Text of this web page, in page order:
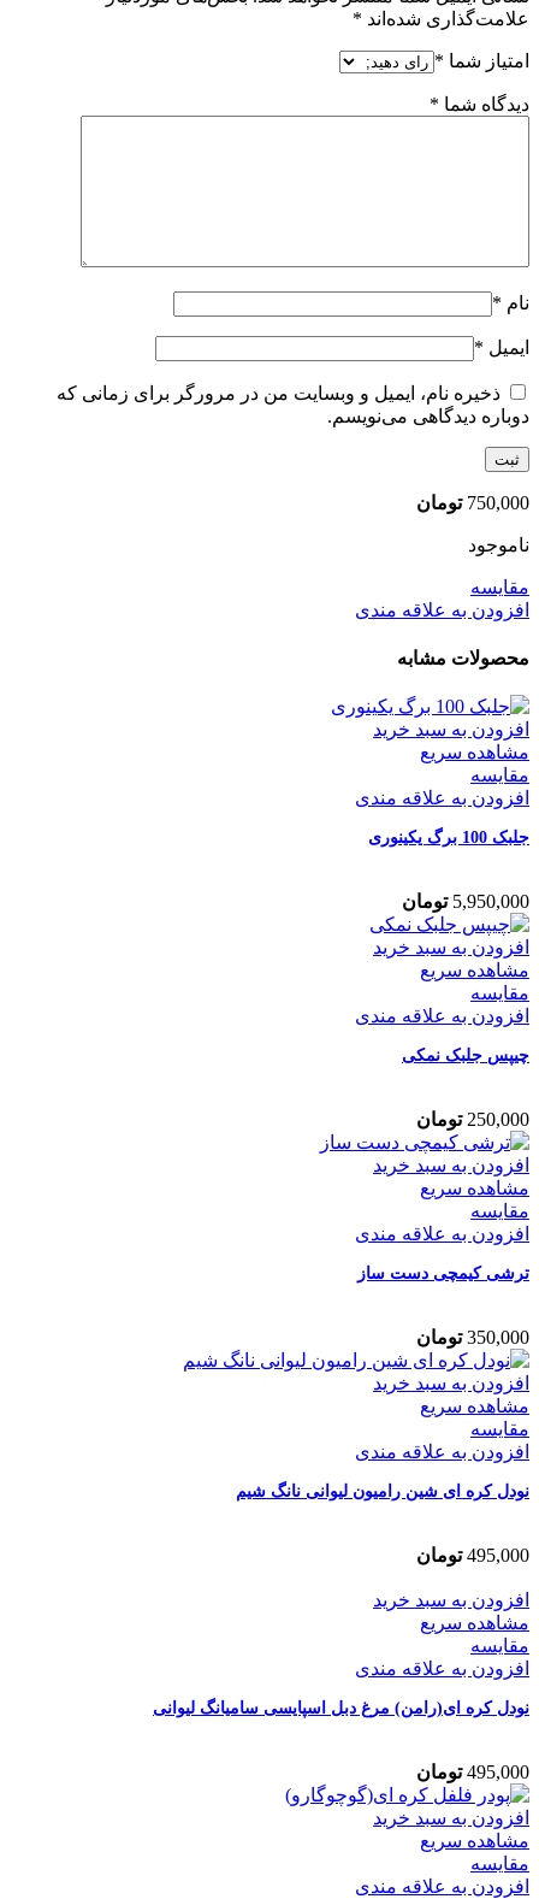
علامت‌گذاری شده‌اند *
امتیاز شما *
دیدگاه شما *
نام *
ایمیل *
ذخیره نام، ایمیل و وبسایت من در مرورگر برای زمانی که
دوباره دیدگاهی می‌نویسم.
750,000 تومان
ناموجود
مقایسه
افزودن به علاقه مندی
محصولات مشابه
افزودن به سبد خرید
مشاهده سریع
مقایسه
افزودن به علاقه مندی
جلبک 100 برگ یکینوری
5,950,000 تومان
افزودن به سبد خرید
مشاهده سریع
مقایسه
افزودن به علاقه مندی
چیپس جلبک نمکی
250,000 تومان
افزودن به سبد خرید
مشاهده سریع
مقایسه
افزودن به علاقه مندی
ترشی کیمچی دست ساز
350,000 تومان
افزودن به سبد خرید
مشاهده سریع
مقایسه
افزودن به علاقه مندی
نودل کره ای شین رامیون لیوانی نانگ شیم
495,000 تومان
افزودن به سبد خرید
مشاهده سریع
مقایسه
افزودن به علاقه مندی
نودل کره ای(رامن) مرغ دبل اسپایسی سامیانگ لیوانی
495,000 تومان
افزودن به سبد خرید
مشاهده سریع
مقایسه
افزودن به علاقه مندی